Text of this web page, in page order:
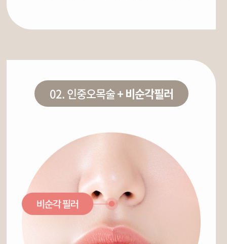
02.인중오목술+ 비순각필러